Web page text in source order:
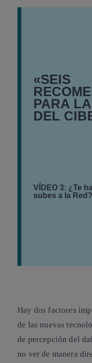
«SEIS
PARA
DEL
VÍDEO 3: ¿Te
subes a la Red?
Hay dos factores
de las nuevas
de percepción del
no ver de manera